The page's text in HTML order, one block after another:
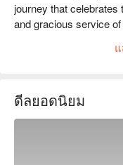
journey that
and gracious service
Join us for an
meal is a feast for the
ดีลยอดนิยม